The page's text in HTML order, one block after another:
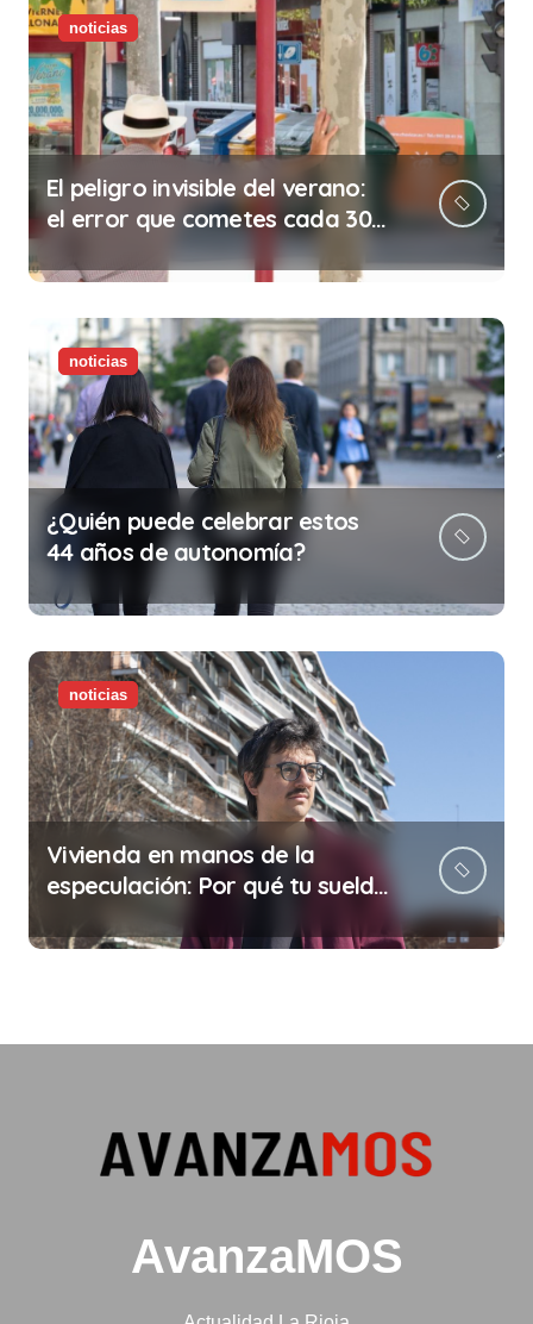
noticias
El peligro invisible del verano:
el error que cometes cada 30
minutos en tu trabajo (y la
ilegalidad que te puede costar
la vida)
noticias
¿Quién puede celebrar estos
44 años de autonomía?
noticias
Vivienda en manos de la
especulación: Por qué tu sueldo
AvanzaMOS